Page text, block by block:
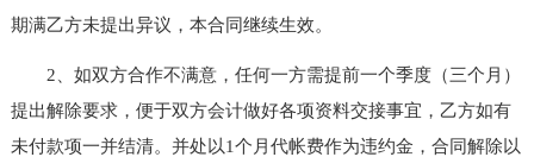
期满乙方未提出异议，本合同继续生效。
2、如双方合作不满意，任何一方需提前一个季度（三个月）
提出解除要求，便于双方会计做好各项资料交接事宜，乙方如有
未付款项一并结清。并处以1个月代帐费作为违约金，合同解除以